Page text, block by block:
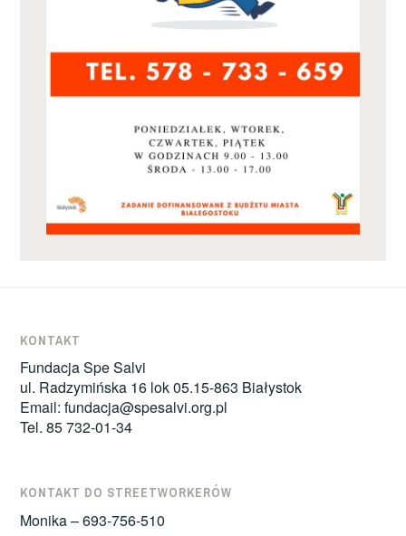
KONTAKT
Fundacja Spe Salvi
ul. Radzymińska 16 lok 05.15-863 Białystok
Email:fundacja@spesalvi.org.pl
Tel. 85 732-01-34
KONTAKT DO STREETWORKERÓW
Monika – 693-756-510